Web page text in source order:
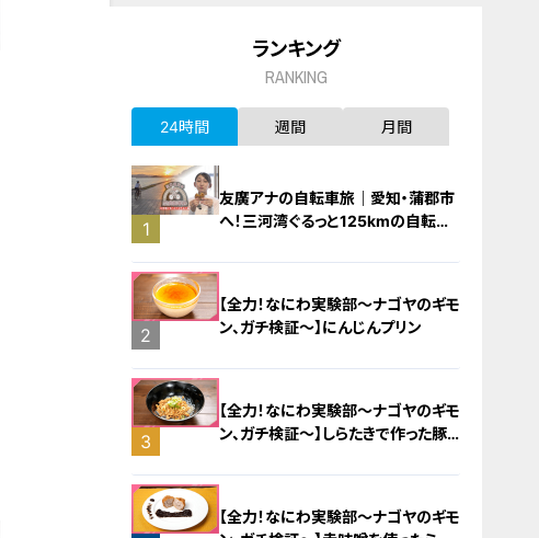
ランキング
RANKING
24時間 週間 月間
1
友廣アナの自転車旅｜愛知・蒲郡市
へ！三河湾ぐるっと125kmの自転車
2
【全力！なにわ実験部～ナゴヤのギモ
ン、ガチ検証～】にんじんプリン
3
【全力！なにわ実験部～ナゴヤのギモ
ン、ガチ検証～】しらたきで作った豚
【全力！なにわ実験部～ナゴヤのギモ